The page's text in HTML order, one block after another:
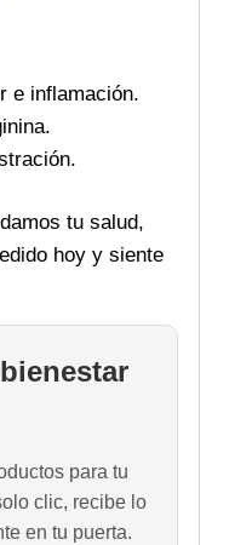
e inflamación.
tu salud,
hoy y siente
para tu
clic, recibe lo
en tu puerta.